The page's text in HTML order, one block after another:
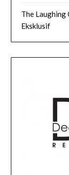
The Laughing
Eksklusif